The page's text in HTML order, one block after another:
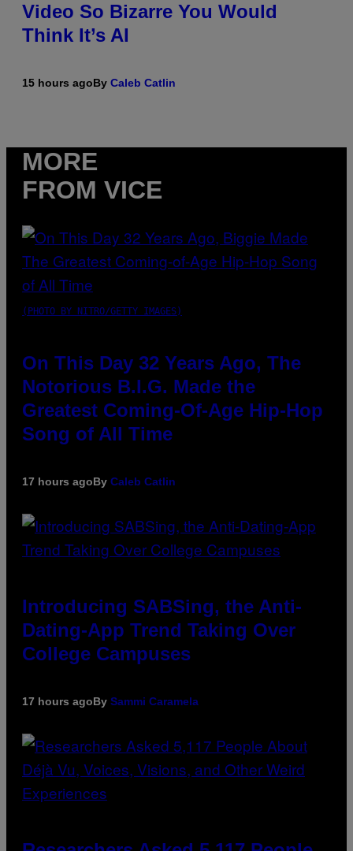
Video So Bizarre You Would
Think It’s AI
15 hours agoBy Caleb Catlin
MORE
FROM VICE
(PHOTO BY NITRO/GETTY IMAGES)
On This Day 32 Years Ago, The
Notorious B.I.G. Made the
Greatest Coming-Of-Age Hip-Hop
Song of All Time
17 hours agoBy Caleb Catlin
Introducing SABSing, the Anti-
Dating-App Trend Taking Over
College Campuses
17 hours agoBy Sammi Caramela